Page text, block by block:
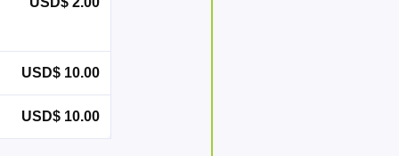
USD$ 10.00
USD$ 10.00